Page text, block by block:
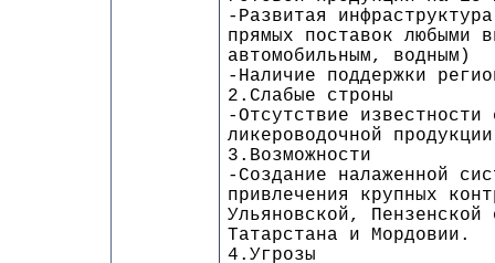
-Развитая
прямых поставок любыми
автомобильным, водным)
-Наличие поддержки
2.Слабые строны
-Отсутствие известности
ликероводочной продукции
3.Возможности
-Создание налаженной
привлечения крупных
Ульяновской,
Татарстана и Мордовии.
4.Угрозы